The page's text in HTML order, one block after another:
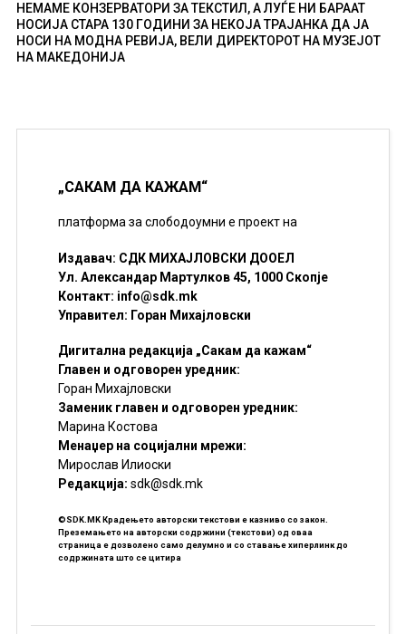
НЕМАМЕ КОНЗЕРВАТОРИ ЗА ТЕКСТИЛ, А ЛУЃЕ НИ БАРААТ
НОСИЈА СТАРА 130 ГОДИНИ ЗА НЕКОЈА ТРАЈАНКА ДА ЈА
НОСИ НА МОДНА РЕВИЈА, ВЕЛИ ДИРЕКТОРОТ НА МУЗЕЈОТ
НА МАКЕДОНИЈА
„САКАМ ДА КАЖАМ“
платформа за слободоумни е проект на
Издавач: СДК МИХАЈЛОВСКИ ДООЕЛ
Ул. Александар Мартулков 45, 1000 Скопје
Контакт: info@sdk.mk
Управител: Горан Михајловски
Дигитална редакција „Сакам да кажам“
Главен и одговорен уредник:
Горан Михајловски
Заменик главен и одговорен уредник:
Марина Костова
Менаџер на социјални мрежи:
Мирослав Илиоски
Редакцијa: sdk@sdk.mk
©SDK.MK Крадењето авторски текстови е казниво со закон.
Преземањето на авторски содржини (текстови) од оваа
страница е дозволено само делумно и со ставање хиперлинк до
содржината што се цитира